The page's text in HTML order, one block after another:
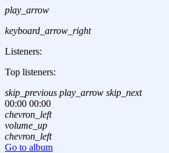
play_arrow
keyboard_arrow_right
Listeners:
Top listeners:
skip_previous play_arrow skip_next
00:00 00:00
chevron_left
volume_up
chevron_left
Go to album